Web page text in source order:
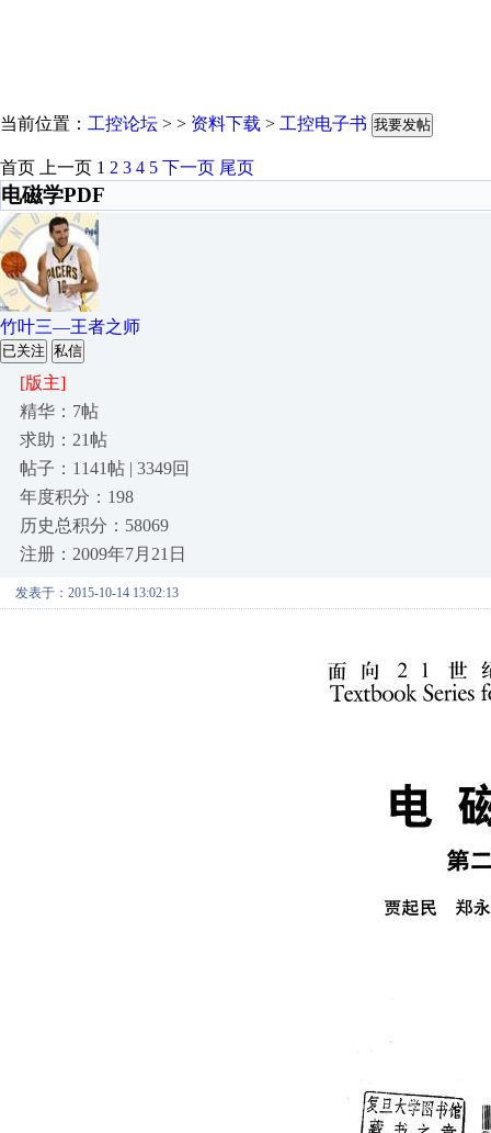
当前位置： 工控论坛 > > 资料下载 > 工控电子书 我要发帖
首页 上一页 1 2 3 4 5 下一页 尾页
电磁学PDF
竹叶三—王者之师
已关注 私信
[版主]
精华：7帖
求助：21帖
帖子：1141帖 | 3349回
年度积分：198
历史总积分：58069
注册：2009年7月21日
发表于：2015-10-14 13:02:13